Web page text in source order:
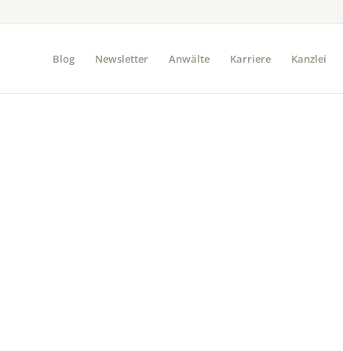
Blog Newsletter Anwälte Karriere Kanzlei